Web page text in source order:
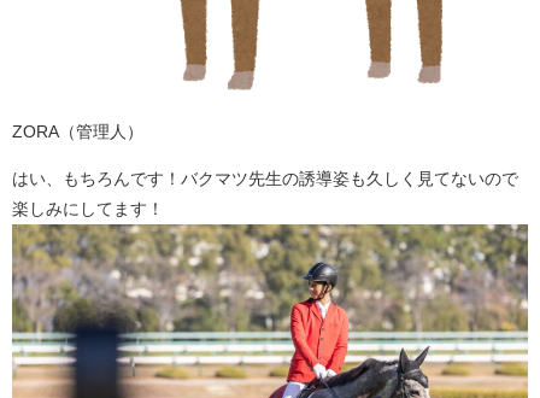
ZORA（管理人）
はい、もちろんです！バクマツ先生の誘導姿も久しく見てないので
楽しみにしてます！